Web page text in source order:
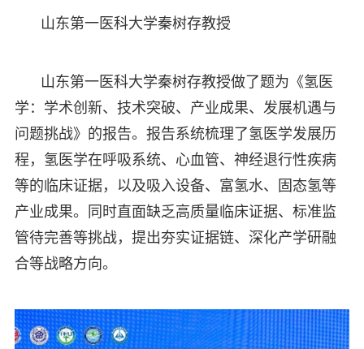
山东第一医科大学秦树存教授
山东第一医科大学秦树存教授做了题为《氢医
学：学术创新、技术突破、产业成果、发展机遇与
问题挑战》的报告。报告系统梳理了氢医学发展历
程，氢医学在呼吸系统、心血管、神经退行性疾病
等的临床证据，以及吸入设备、富氢水、固态氢等
产业成果。同时直面缺乏高质量临床证据、标准监
管待完善等挑战，提出夯实证据链、深化产学研融
合等战略方向。